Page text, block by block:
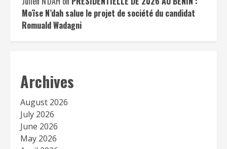
Moïse N’dah salue le projet de société du candidat
Romuald Wadagni
Archives
August 2026
July 2026
June 2026
May 2026